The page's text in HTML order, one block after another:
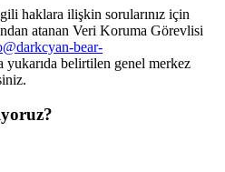
haklara ilişkin sorularınız için
atanan Veri Koruma Görevlisi
bear-
yukarıda belirtilen genel merkez